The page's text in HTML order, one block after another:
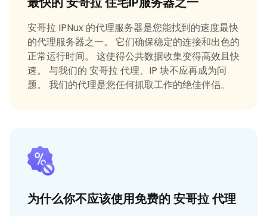
安哥拉 IPNux 的代理服务器是您能找到的速度最快
的代理服务器之一。 它们确保稳定的连接和出色的
正常运行时间。 这使得公共数据收集变得高效且快
速。 与我们的 安哥拉 代理、IP 块不应再成为问
题。 我们的代理是您任何抓取工作的绝佳伴侣。
为什么你不应该使用免费的 安哥拉 代理